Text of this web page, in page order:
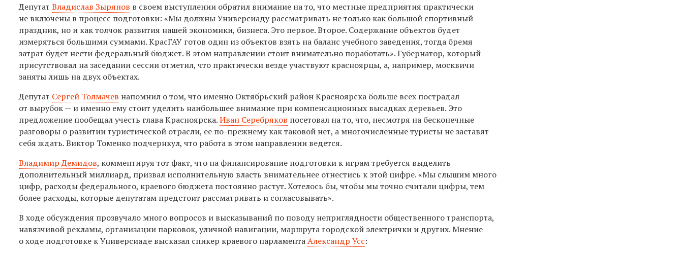
Депутат Владислав Зырянов в своем выступлении обратил внимание на то, что местные предприятия практически
не включены в процесс подготовки: «Мы должны Универсиаду рассматривать не только как большой спортивный
праздник, но и как толчок развития нашей экономики, бизнеса. Это первое. Второе. Содержание объектов будет
измеряться большими суммами. КрасГАУ готов один из объектов взять на баланс учебного заведения, тогда бремя
затрат будет нести федеральный бюджет. В этом направлении стоит внимательно поработать». Губернатор, который
присутствовал на заседании сессии отметил, что практически везде участвуют красноярцы, а, например, москвичи
заняты лишь на двух объектах.
Депутат Сергей Толмачев напомнил о том, что именно Октябрьский район Красноярска больше всех пострадал
от вырубок — и именно ему стоит уделить наибольшее внимание при компенсационных высадках деревьев. Это
предложение пообещал учесть глава Красноярска.Иван Серебряков посетовал на то, что, несмотря на бесконечные
разговоры о развитии туристической отрасли, ее по-прежнему как таковой нет, а многочисленные туристы не заставят
себя ждать. Виктор Томенко подчернкул, что работа в этом направлении ведется.
Владимир Демидов, комментируя тот факт, что на финансирование подготовки к играм требуется выделить
дополнительный миллиард, призвал исполнительную власть внимательнее отнестись к этой цифре. «Мы слышим много
цифр, расходы федерального, краевого бюджета постоянно растут. Хотелось бы, чтобы мы точно считали цифры, тем
более расходы, которые депутатам предстоит рассматривать и согласовывать».
В ходе обсуждения прозвучало много вопросов и высказываний по поводу неприглядности общественного транспорта,
навязчивой рекламы, организации парковок, уличной навигации, маршрута городской электрички и других. Мнение
о ходе подготовке к Универсиаде высказал спикер краевого парламентаАлександр Усс: